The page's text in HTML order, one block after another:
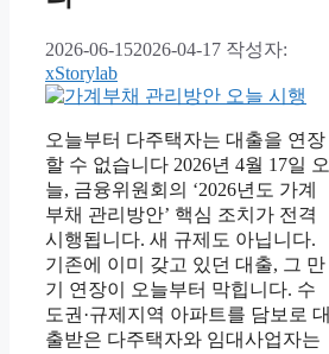
2026-06-152026-04-17 작성자:
xStorylab
오늘부터 다주택자는 대출을 연장
할 수 없습니다 2026년 4월 17일 오
늘, 금융위원회의 ‘2026년도 가계
부채 관리방안’ 핵심 조치가 전격
시행됩니다. 새 규제도 아닙니다.
기존에 이미 갖고 있던 대출, 그 만
기 연장이 오늘부터 막힙니다. 수
도권·규제지역 아파트를 담보로 대
출받은 다주택자와 임대사업자는